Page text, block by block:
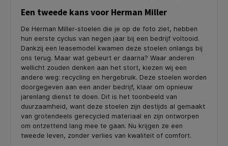
Een tweede kans voor Herman Miller
De Herman Miller-stoelen die je op de foto ziet, hebben
hun eerste cyclus van negen jaar bij een bedrijf voltooid.
Dankzij een leasemodel kwamen deze stoelen onlangs bij
ons terug. Maar wat gebeurt er daarna? Waar anderen
wellicht zouden denken aan het stort, kiezen wij een
andere weg: recycling en hergebruik. Deze stoelen worden
doorgegeven aan een ander bedrijf, klaar om opnieuw
jarenlang dienst te doen. Dit is het toonbeeld van
duurzaamheid, want deze stoelen zijn destijds al gemaakt
van grotendeels gerecycled materiaal en zijn ontworpen
om ontzettend lang mee te gaan. Nu krijgen ze een
tweede leven, zonder verlies van kwaliteit of comfort.